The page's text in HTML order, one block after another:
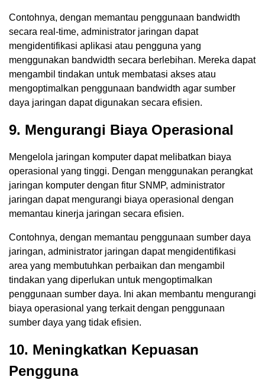
Contohnya, dengan memantau penggunaan bandwidth
secara real-time, administrator jaringan dapat
mengidentifikasi aplikasi atau pengguna yang
menggunakan bandwidth secara berlebihan. Mereka dapat
mengambil tindakan untuk membatasi akses atau
mengoptimalkan penggunaan bandwidth agar sumber
daya jaringan dapat digunakan secara efisien.
9. Mengurangi Biaya Operasional
Mengelola jaringan komputer dapat melibatkan biaya
operasional yang tinggi. Dengan menggunakan perangkat
jaringan komputer dengan fitur SNMP, administrator
jaringan dapat mengurangi biaya operasional dengan
memantau kinerja jaringan secara efisien.
Contohnya, dengan memantau penggunaan sumber daya
jaringan, administrator jaringan dapat mengidentifikasi
area yang membutuhkan perbaikan dan mengambil
tindakan yang diperlukan untuk mengoptimalkan
penggunaan sumber daya. Ini akan membantu mengurangi
biaya operasional yang terkait dengan penggunaan
sumber daya yang tidak efisien.
10. Meningkatkan Kepuasan
Pengguna